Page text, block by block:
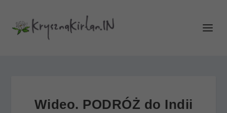
Wideo. PODRÓŻ do Indii